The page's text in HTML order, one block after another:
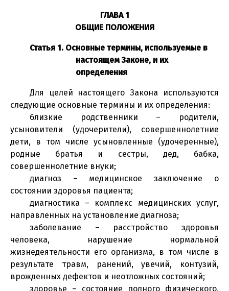
ГЛАВА 1
ОБЩИЕ ПОЛОЖЕНИЯ
Статья 1. Основные термины, используемые в
настоящем Законе, и их
определения
Для целей настоящего Закона используются
следующие основные термины и их определения:
близкие родственники – родители,
усыновители (удочерители), совершеннолетние
дети, в том числе усыновленные (удочеренные),
родные братья и сестры, дед, бабка,
совершеннолетние внуки;
диагноз – медицинское заключение о
состоянии здоровья пациента;
диагностика – комплекс медицинских услуг,
направленных на установление диагноза;
заболевание – расстройство здоровья
человека, нарушение нормальной
жизнедеятельности его организма, в том числе в
результате травм, ранений, увечий, контузий,
врожденных дефектов и неотложных состояний;
здоровье – состояние полного физического,